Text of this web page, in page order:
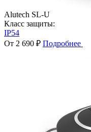
Alutech SL-U
Класс защиты:
IP54
От 2 690 ₽ Подробнее